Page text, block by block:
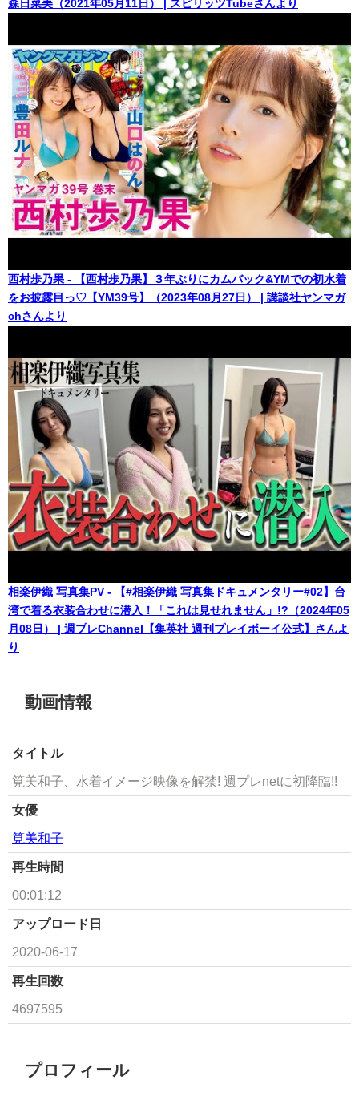
森日菜美（2021年05月11日） | スピリッツTubeさんより
西村歩乃果 - 【西村歩乃果】３年ぶりにカムバック&YMでの初水着
をお披露目っ♡【YM39号】（2023年08月27日） | 講談社ヤンマガ
chさんより
相楽伊織 写真集PV - 【#相楽伊織 写真集ドキュメンタリー#02】台
湾で着る衣装合わせに潜入！「これは見せれません」!?（2024年05
月08日） | 週プレChannel【集英社 週刊プレイボーイ公式】さんよ
り
動画情報
タイトル
筧美和子、水着イメージ映像を解禁! 週プレnetに初降臨!!
女優
筧美和子
再生時間
00:01:12
アップロード日
2020-06-17
再生回数
4697595
プロフィール